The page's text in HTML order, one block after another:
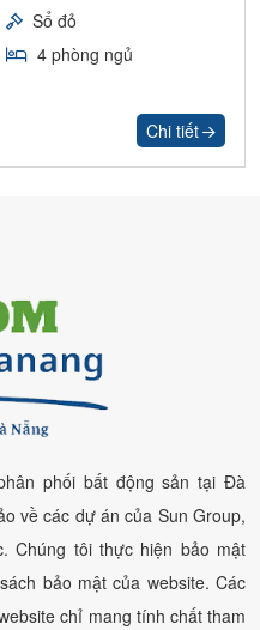
Sổ đỏ
4 phòng ngủ
Chi tiết
phối bất động sản tại Đà
về các dự án của Sun Group,
Chúng tôi thực hiện bảo mật
bảo mật của website. Các
chỉ mang tính chất tham